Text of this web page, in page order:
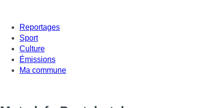
Reportages
Sport
Culture
Émissions
Ma commune